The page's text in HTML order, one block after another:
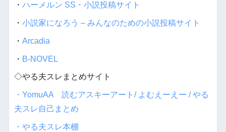
・ ハーメルン SS・小説投稿サイト
・ 小説家になろう – みんなのための小説投稿サイト
・ Arcadia
・ B-NOVEL
◇やる夫スレまとめサイト
・YomuAA 読むアスキーアート/ よむえーえー / やる
夫スレ自己まとめ
・やる夫スレ本棚